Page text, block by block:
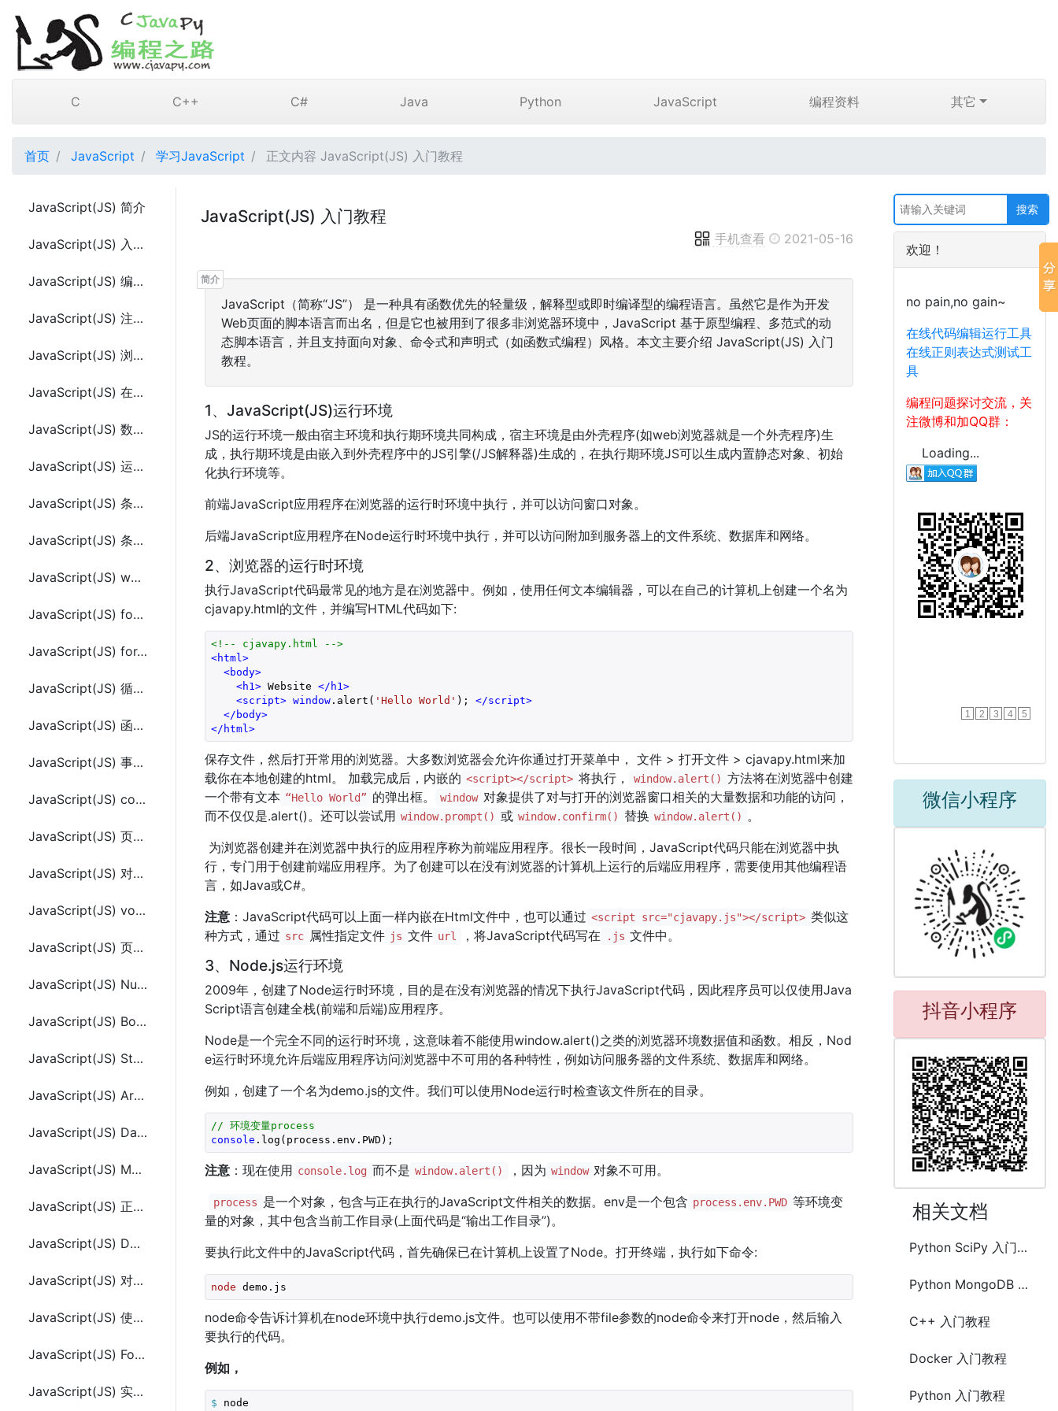
C C++ C# Java Python JavaScript 编程资料 其它
首页 JavaScript 学习JavaScript 正文内容 JavaScript(JS) 入门教程
JavaScript(JS) 简介
JavaScript(JS) 入门教程
JavaScript(JS) 编写代码语法
JavaScript(JS) 注释作用写法及示例代码
JavaScript(JS) 浏览器中设置启用或禁用
JavaScript(JS) 在HTML文件中的位置
JavaScript(JS) 数据类型和变量
JavaScript(JS) 运算符(操作符)
JavaScript(JS) 条件判断语句(if else)
JavaScript(JS) 条件判断语句(switch case)
JavaScript(JS) while循环语句
JavaScript(JS) for循环语句
JavaScript(JS) for...in循环的使用
JavaScript(JS) 循环控制break和continue关键字
JavaScript(JS) 函数(function)
JavaScript(JS) 事件(event)
JavaScript(JS) cookie介绍及使用
JavaScript(JS) 页面重定向(window.location)
JavaScript(JS) 对话框(alert、confirm)
JavaScript(JS) void关键字
JavaScript(JS) 页面打印
JavaScript(JS) Number 对象
JavaScript(JS) Boolean 对象
JavaScript(JS) String 对象
JavaScript(JS) Array 对象
JavaScript(JS) Date 对象
JavaScript(JS) Math 对象
JavaScript(JS) 正则表达式 和 RegExp 对象
JavaScript(JS) Document Object Model 或 DOM
JavaScript(JS) 对象(Object)简介
JavaScript(JS) 使用try...catch...finally错误异常处理
JavaScript(JS) Form表单验证
JavaScript(JS) 实现动画(Animation)
JavaScript(JS) 入门教程
手机查看 2021-05-16
JavaScript（简称“JS”） 是一种具有函数优先的轻量级，解释型或即时编译型的编程语言。虽然它是作为开发
Web页面的脚本语言而出名，但是它也被用到了很多非浏览器环境中，JavaScript 基于原型编程、多范式的动
态脚本语言，并且支持面向对象、命令式和声明式（如函数式编程）风格。本文主要介绍 JavaScript(JS) 入门
教程。
1、JavaScript(JS)运行环境
JS的运行环境一般由宿主环境和执行期环境共同构成，宿主环境是由外壳程序(如web浏览器就是一个外壳程序)生
成，执行期环境是由嵌入到外壳程序中的JS引擎(/JS解释器)生成的，在执行期环境JS可以生成内置静态对象、初始
化执行环境等。
前端JavaScript应用程序在浏览器的运行时环境中执行，并可以访问窗口对象。
后端JavaScript应用程序在Node运行时环境中执行，并可以访问附加到服务器上的文件系统、数据库和网络。
2、浏览器的运行时环境
执行JavaScript代码最常见的地方是在浏览器中。例如，使用任何文本编辑器，可以在自己的计算机上创建一个名为
cjavapy.html的文件，并编写HTML代码如下:
<!-- cjavapy.html -->
<html >
<body>
<h1 > Website </ h1 >
<script> window.alert( 'Hello World' ); </script>
</ body>
</ html >
保存文件，然后打开常用的浏览器。大多数浏览器会允许你通过打开菜单中， 文件 > 打开文件 > cjavapy.html来加
载你在本地创建的html。 加载完成后，内嵌的 <script></script> 将执行， window.alert() 方法将在浏览器中创建
一个带有文本 “Hello World” 的弹出框。 window 对象提供了对与打开的浏览器窗口相关的大量数据和功能的访问，
而不仅仅是.alert()。还可以尝试用 window.prompt() 或 window.confirm() 替换 window.alert() 。
为浏览器创建并在浏览器中执行的应用程序称为前端应用程序。很长一段时间，JavaScript代码只能在浏览器中执
行，专门用于创建前端应用程序。为了创建可以在没有浏览器的计算机上运行的后端应用程序，需要使用其他编程语
言，如Java或C#。
注意 ：JavaScript代码可以上面一样内嵌在Html文件中，也可以通过 <script src="cjavapy.js"></script> 类似这
种方式，通过 src 属性指定文件 js 文件 url ，将JavaScript代码写在 .js 文件中。
3、Node.js运行环境
2009年，创建了Node运行时环境，目的是在没有浏览器的情况下执行JavaScript代码，因此程序员可以仅使用Java
Script语言创建全栈(前端和后端)应用程序。
Node是一个完全不同的运行时环境，这意味着不能使用window.alert()之类的浏览器环境数据值和函数。相反，Nod
e运行时环境允许后端应用程序访问浏览器中不可用的各种特性，例如访问服务器的文件系统、数据库和网络。
例如，创建了一个名为demo.js的文件。我们可以使用Node运行时检查该文件所在的目录。
// 环境变量process
console .log(process.env.PWD);
注意 ：现在使用 console.log 而不是 window.alert() ，因为 window 对象不可用。
process 是一个对象，包含与正在执行的JavaScript文件相关的数据。env是一个包含 process.env.PWD 等环境变
量的对象，其中包含当前工作目录(上面代码是“输出工作目录”)。
要执行此文件中的JavaScript代码，首先确保已在计算机上设置了Node。打开终端，执行如下命令:
node demo.js
node命令告诉计算机在node环境中执行demo.js文件。也可以使用不带file参数的node命令来打开node，然后输入
要执行的代码。
例如，
$ node
欢迎！
no pain,no gain~
在线代码编辑运行工具
在线正则表达式测试工
具
编程问题探讨交流，关
注微博和加QQ群：
Loading...
1 2 3 4 5
微信小程序
抖音小程序
相关文档
Python SciPy 入门教程
Python MongoDB 入门教程
C++ 入门教程
Docker 入门教程
Python 入门教程